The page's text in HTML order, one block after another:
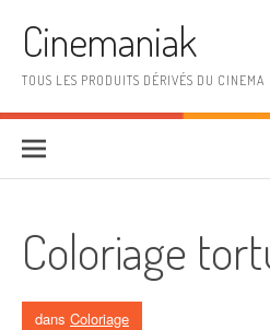
Cinemaniak
TOUS LES PRODUITS DÉRIVÉS DU CINEMA
Coloriage
dans Coloriage